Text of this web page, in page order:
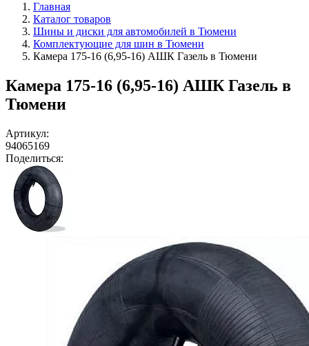
Главная
Каталог товаров
Шины и диски для автомобилей в Тюмени
Комплектующие для шин в Тюмени
Камера 175-16 (6,95-16) АШК Газель в Тюмени
Камера 175-16 (6,95-16) АШК Газель в
Тюмени
Артикул:
94065169
Поделиться: